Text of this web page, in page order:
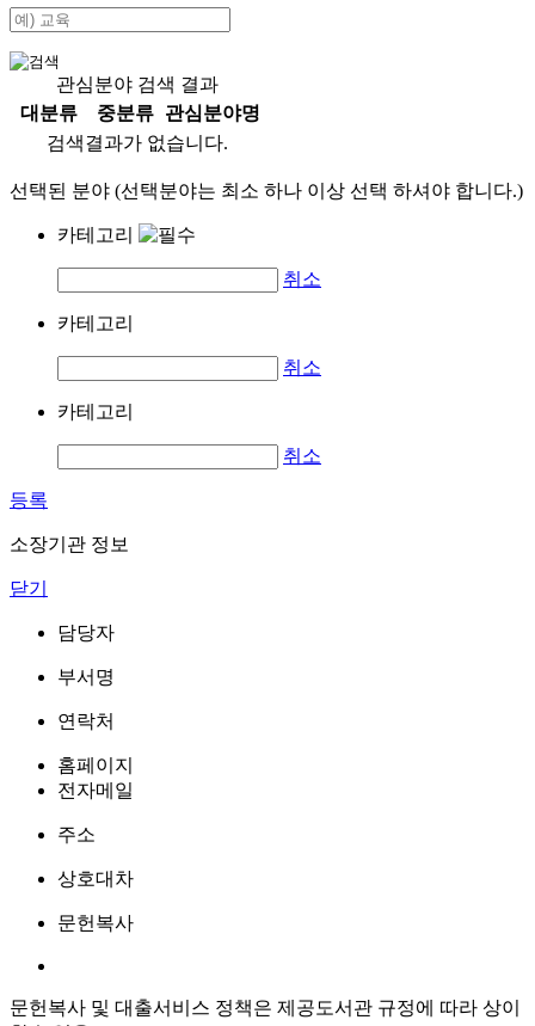
관심분야 검색 결과
대분류
중분류
관심분야명
검색결과가 없습니다.
선택된 분야 (선택분야는 최소 하나 이상 선택 하셔야 합니다.)
카테고리
취소
카테고리
취소
카테고리
취소
등록
소장기관 정보
닫기
담당자
부서명
연락처
홈페이지
전자메일
주소
상호대차
문헌복사
문헌복사 및 대출서비스 정책은 제공도서관 규정에 따라 상이